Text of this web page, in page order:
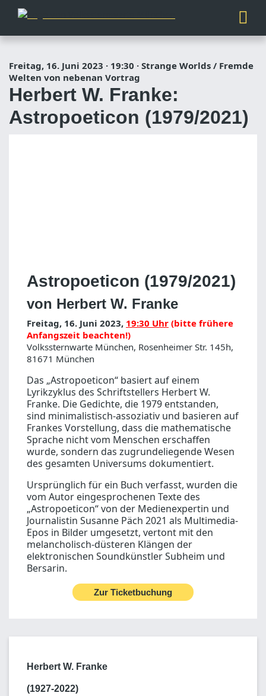
Freitag, 16. Juni 2023 · 19:30 · Strange Worlds / Fremde
Welten von nebenan Vortrag
Herbert W. Franke:
Astropoeticon (1979/2021)
Astropoeticon (1979/2021)
von Herbert W. Franke
Freitag, 16. Juni 2023, 19:30 Uhr (bitte frühere
Anfangszeit beachten!)
Volkssternwarte München, Rosenheimer Str. 145h,
81671 München
Das „Astropoeticon“ basiert auf einem
Lyrikzyklus des Schriftstellers Herbert W.
Franke. Die Gedichte, die 1979 entstanden,
sind minimalistisch-assoziativ und basieren auf
Frankes Vorstellung, dass die mathematische
Sprache nicht vom Menschen erschaffen
wurde, sondern das zugrundeliegende Wesen
des gesamten Universums dokumentiert.
Ursprünglich für ein Buch verfasst, wurden die
vom Autor eingesprochenen Texte des
„Astropoeticon“ von der Medienexpertin und
Journalistin Susanne Päch 2021 als Multimedia-
Epos in Bilder umgesetzt, vertont mit den
melancholisch-düsteren Klängen der
elektronischen Soundkünstler Subheim und
Bersarin.
Zur Ticketbuchung
Herbert W. Franke
(1927-2022)